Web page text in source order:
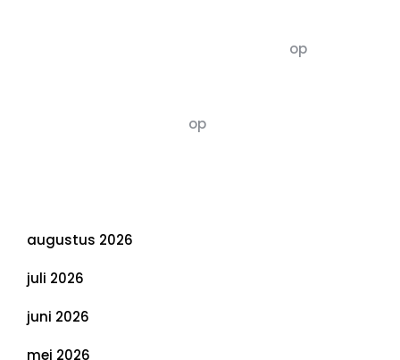
op
op
augustus 2026
juli 2026
juni 2026
mei 2026